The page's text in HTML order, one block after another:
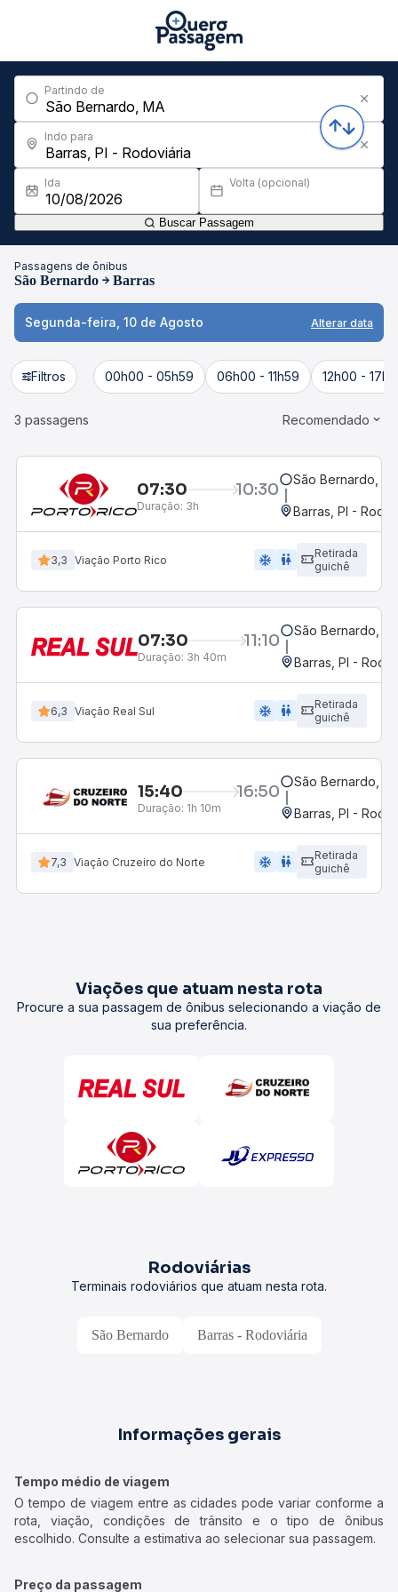
Partindo de
Indo para
Ida Volta (opcional)
Buscar Passagem
Passagens de ônibus
São Bernardo Barras
Segunda-feira, 10 de Agosto Alterar data
Filtros 00h00 - 05h59 06h00 - 11h59 12h00 -
3 passagens Recomendado
07:30 10:30
Duração: 3h
São Bernardo,
Barras, PI -
3,3 Viação Porto Rico ac_unit wc
Retirada
guichê
07:30 11:10
Duração: 3h 40m
São Bernardo,
Barras, PI -
6,3 Viação Real Sul ac_unit wc
Retirada
guichê
15:40 16:50
Duração: 1h 10m
São Bernardo,
Barras, PI -
7,3 Viação Cruzeiro do Norte ac_unit wc
Retirada
guichê
Viações que atuam nesta rota
Procure a sua passagem de ônibus selecionando a viação de
sua preferência.
Rodoviárias
Terminais rodoviários que atuam nesta rota.
São Bernardo Barras - Rodoviária
Informações gerais
Tempo médio de viagem
O tempo de viagem entre as cidades pode variar conforme a
rota, viação, condições de trânsito e o tipo de ônibus
escolhido. Consulte a estimativa ao selecionar sua passagem.
Preço da passagem